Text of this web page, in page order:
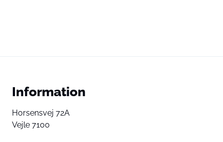
Information
Horsensvej 72A
Vejle 7100